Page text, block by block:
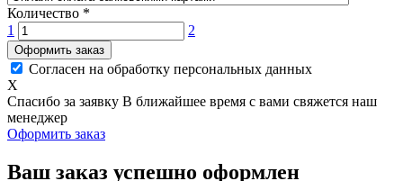
Количество *
1
2
Оформить заказ
Согласен на обработку персональных данных
X
Спасибо за заявку В ближайшее время с вами свяжется наш
менеджер
Оформить заказ
Ваш заказ успешно оформлен